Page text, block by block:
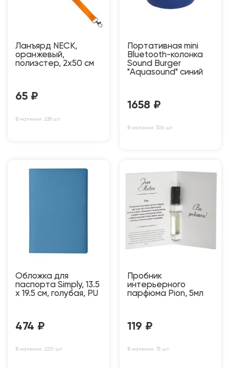
Ланъярд NECK,
оранжевый,
полиэстер, 2х50 см
65 ₽
В наличии: 228 шт
Портативная mini
Bluetooth-колонка
Sound Burger
"Aquasound" синий
1658 ₽
В наличии: 306 шт
Обложка для
паспорта Simply, 13.5
х 19.5 см, голубая, PU
474 ₽
В наличии: 2231 шт
Пробник
интерьерного
парфюма Pion, 5мл
119 ₽
В наличии: 75 шт